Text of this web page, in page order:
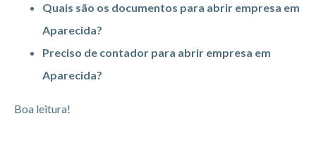
Quais são os documentos para abrir empresa em
Aparecida?
Preciso de contador para abrir empresa em
Aparecida?
Boa leitura!